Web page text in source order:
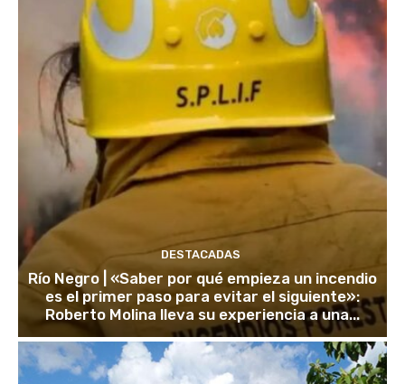
DESTACADAS
Río Negro | «Saber por qué empieza un incendio
es el primer paso para evitar el siguiente»:
Roberto Molina lleva su experiencia a una...